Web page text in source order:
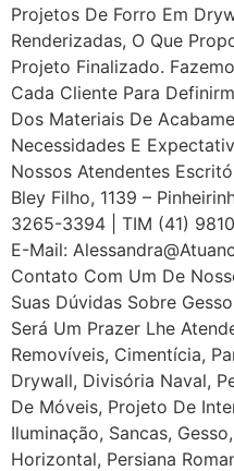
Projetos De Forro Em
Renderizadas, O Que
Projeto Finalizado.
Cada Cliente Para
Dos Materiais De
Necessidades E
Nossos Atendentes
Bley Filho, 1139 –
3265-3394 | TIM (41)
E-Mail:
Contato Com Um De
Suas Dúvidas Sobre
Será Um Prazer Lhe
Removíveis, Cimentícia,
Drywall, Divisória Naval,
De Móveis, Projeto De
Iluminação, Sancas,
Horizontal, Persiana